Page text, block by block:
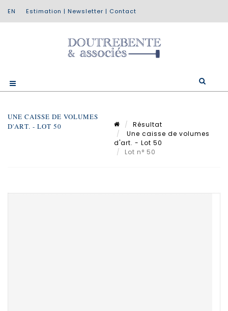
Estimation | Newsletter | Contact
UNE CAISSE DE VOLUMES
D'ART. - LOT 50
Résultat
Une caisse de volumes
d'art. - Lot 50
Lot n° 50